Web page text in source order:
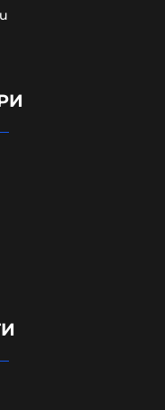
препирала